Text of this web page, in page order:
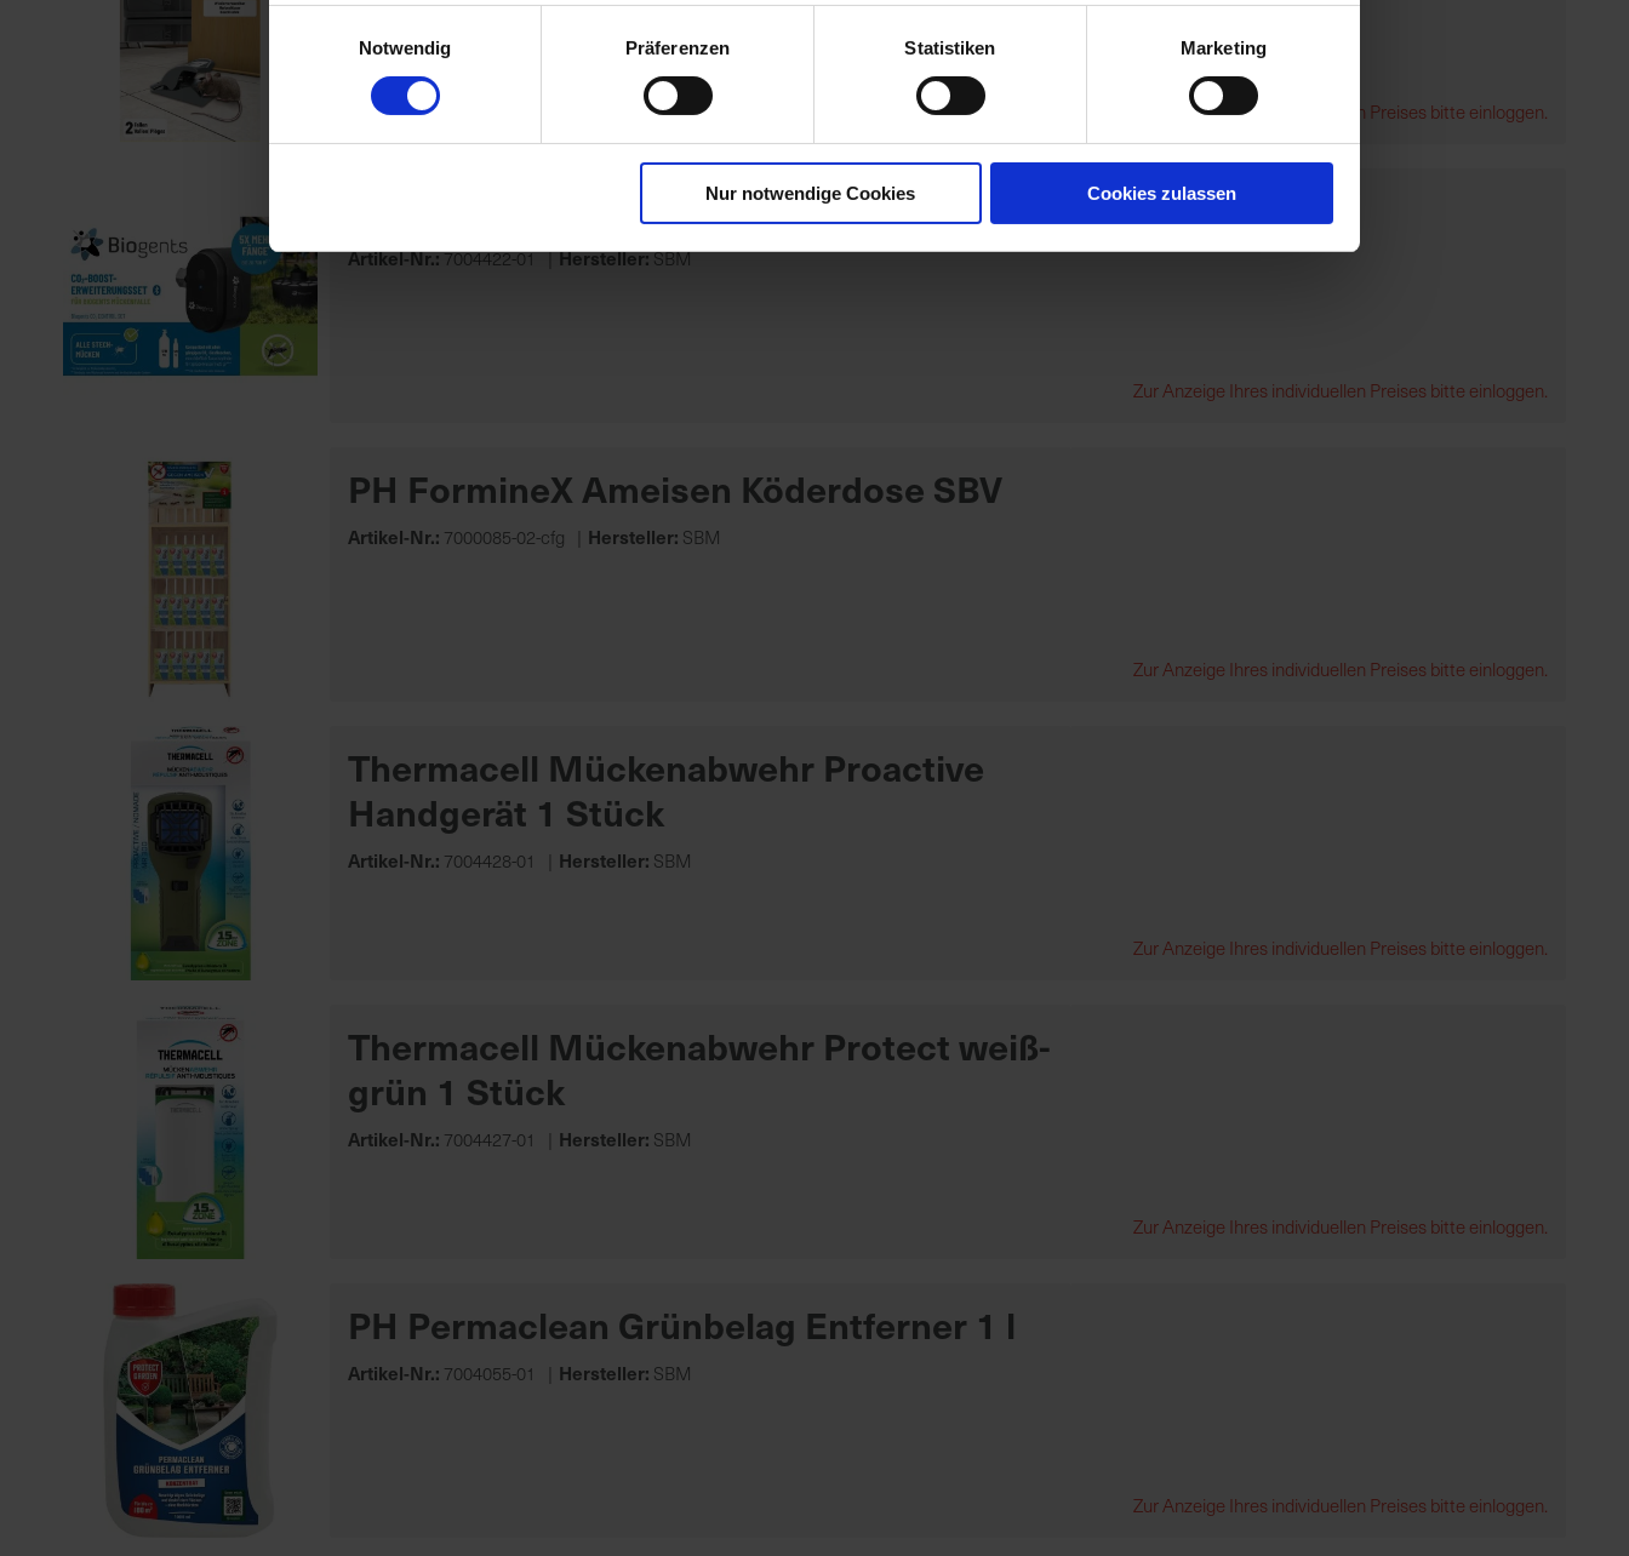
Notwendig
Präferenzen Statistiken Marketing
Nur notwendige Cookies Cookies zulassen
Zur Anzeige Ihres individuellen Preises bitte einloggen.
BG CO2 CONTROL SET 1 Stück
Artikel-Nr.:7004422-01 Hersteller:SBM
Zur Anzeige Ihres individuellen Preises bitte einloggen.
PH FormineX Ameisen Köderdose SBV
Artikel-Nr.: 7000085-02-cfg Hersteller: SBM
Zur Anzeige Ihres individuellen Preises bitte einloggen.
Thermacell Mückenabwehr Proactive
Handgerät 1 Stück
Artikel-Nr.: 7004428-01 Hersteller: SBM
Zur Anzeige Ihres individuellen Preises bitte einloggen.
Thermacell Mückenabwehr Protect weiß-
grün 1 Stück
Artikel-Nr.: 7004427-01 Hersteller: SBM
Zur Anzeige Ihres individuellen Preises bitte einloggen.
PH Permaclean Grünbelag Entferner 1 l
Artikel-Nr.: 7004055-01 Hersteller: SBM
Zur Anzeige Ihres individuellen Preises bitte einloggen.